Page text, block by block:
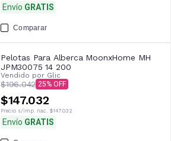
Envío GRATIS
Comparar
Pelotas Para Alberca MoonxHome MH
JPM30075 14 200
Vendido por Glic
$196.042 25
$147.032
Precio s/imp. nac. $147.032
Envío GRATIS